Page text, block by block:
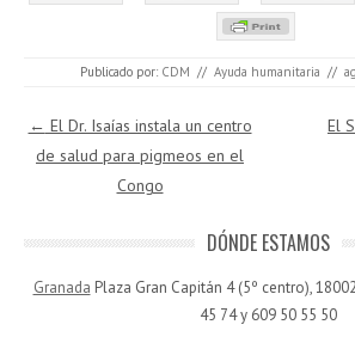
Publicado por: CDM // Ayuda humanitaria //
Navegación de entradas
← El Dr. Isaías instala un centro
de salud para pigmeos en el
Congo
El
DÓNDE ESTAMOS
Granada Plaza Gran Capitán 4 (5º centro),
45 74 y 609 50 55 50